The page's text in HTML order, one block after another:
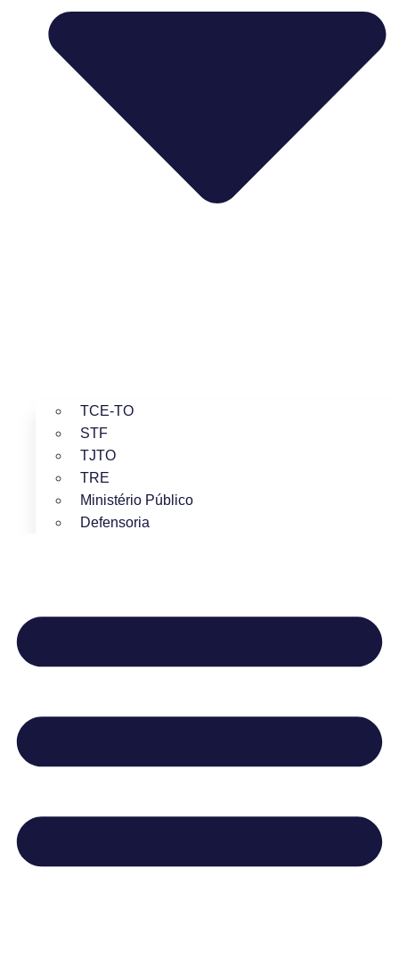
TCE-TO
STF
TJTO
TRE
Ministério Público
Defensoria